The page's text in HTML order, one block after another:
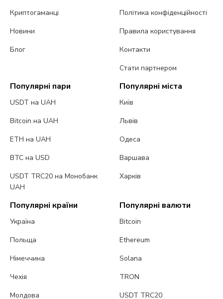
Криптогаманці
Новини
Блог
Політика конфіденційності
Правила користування
Контакти
Стати партнером
Популярні пари
USDT на UAH
Bitcoin на UAH
ETH на UAH
BTC на USD
USDT TRC20 на Монобанк
UAH
Популярні міста
Київ
Львів
Одеса
Варшава
Харків
Популярні країни
Україна
Польща
Німеччина
Чехія
Молдова
Популярні валюти
Bitcoin
Ethereum
Solana
TRON
USDT TRC20